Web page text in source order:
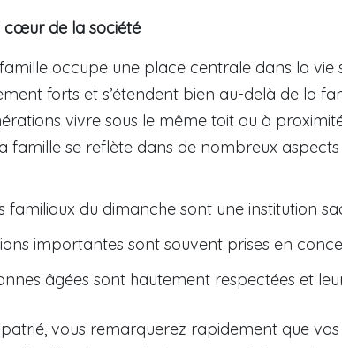
cœur de la société
occupe une place centrale dans la vie
forts et s’étendent bien au-delà de la
vivre sous le même toit ou à
famille se reflète dans de nombreux
familiaux du dimanche sont une institution
importantes sont souvent prises en
âgées sont hautement respectées et
vous remarquerez rapidement que